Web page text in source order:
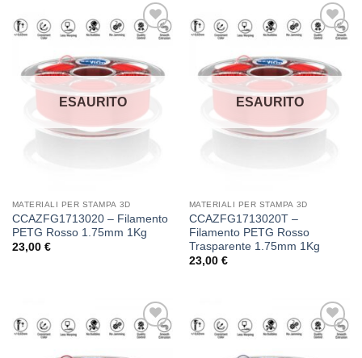
Aggiungi
dei
desideri
ESAURITO
MATERIALI PER STAMPA 3D
CCAZFG1713020 – Filamento
PETG Rosso 1.75mm 1Kg
23,00 €
Aggiungi
dei
desideri
ESAURITO
MATERIALI PER STAMPA 3D
CCAZFG1713020T –
Filamento PETG Rosso
Trasparente 1.75mm 1Kg
23,00 €
Aggiungi
Aggiungi